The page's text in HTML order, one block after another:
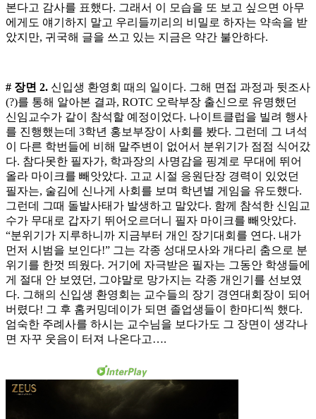
본다고 감사를 표했다. 그래서 이 모습을 또 보고 싶으면 아무
에게도 얘기하지 말고 우리들끼리의 비밀로 하자는 약속을 받
았지만, 귀국해 글을 쓰고 있는 지금은 약간 불안하다.
# 장면 2. 신입생 환영회 때의 일이다. 그해 면접 과정과 뒷조사
(?)를 통해 알아본 결과, ROTC 오락부장 출신으로 유명했던
신임교수가 같이 참석할 예정이었다. 나이트클럽을 빌려 행사
를 진행했는데 3학년 홍보부장이 사회를 봤다. 그런데 그 녀석
이 다른 학번들에 비해 말주변이 없어서 분위기가 점점 식어갔
다. 참다못한 필자가, 학과장의 사명감을 핑계로 무대에 뛰어
올라 마이크를 빼앗았다. 고교 시절 응원단장 경력이 있었던
필자는, 술김에 신나게 사회를 보며 학년별 게임을 유도했다.
그런데 그때 돌발사태가 발생하고 말았다. 함께 참석한 신임교
수가 무대로 갑자기 뛰어오르더니 필자 마이크를 빼앗았다.
“분위기가 지루하니까 지금부터 개인 장기대회를 연다. 내가
먼저 시범을 보인다!” 그는 각종 성대모사와 개다리 춤으로 분
위기를 한껏 띄웠다. 거기에 자극받은 필자는 그동안 학생들에
게 절대 안 보였던, 그야말로 망가지는 각종 개인기를 선보였
다. 그해의 신입생 환영회는 교수들의 장기 경연대회장이 되어
버렸다! 그 후 홈커밍데이가 되면 졸업생들이 한마디씩 했다.
엄숙한 주례사를 하시는 교수님을 보다가도 그 장면이 생각나
면 자꾸 웃음이 터져 나온다고….